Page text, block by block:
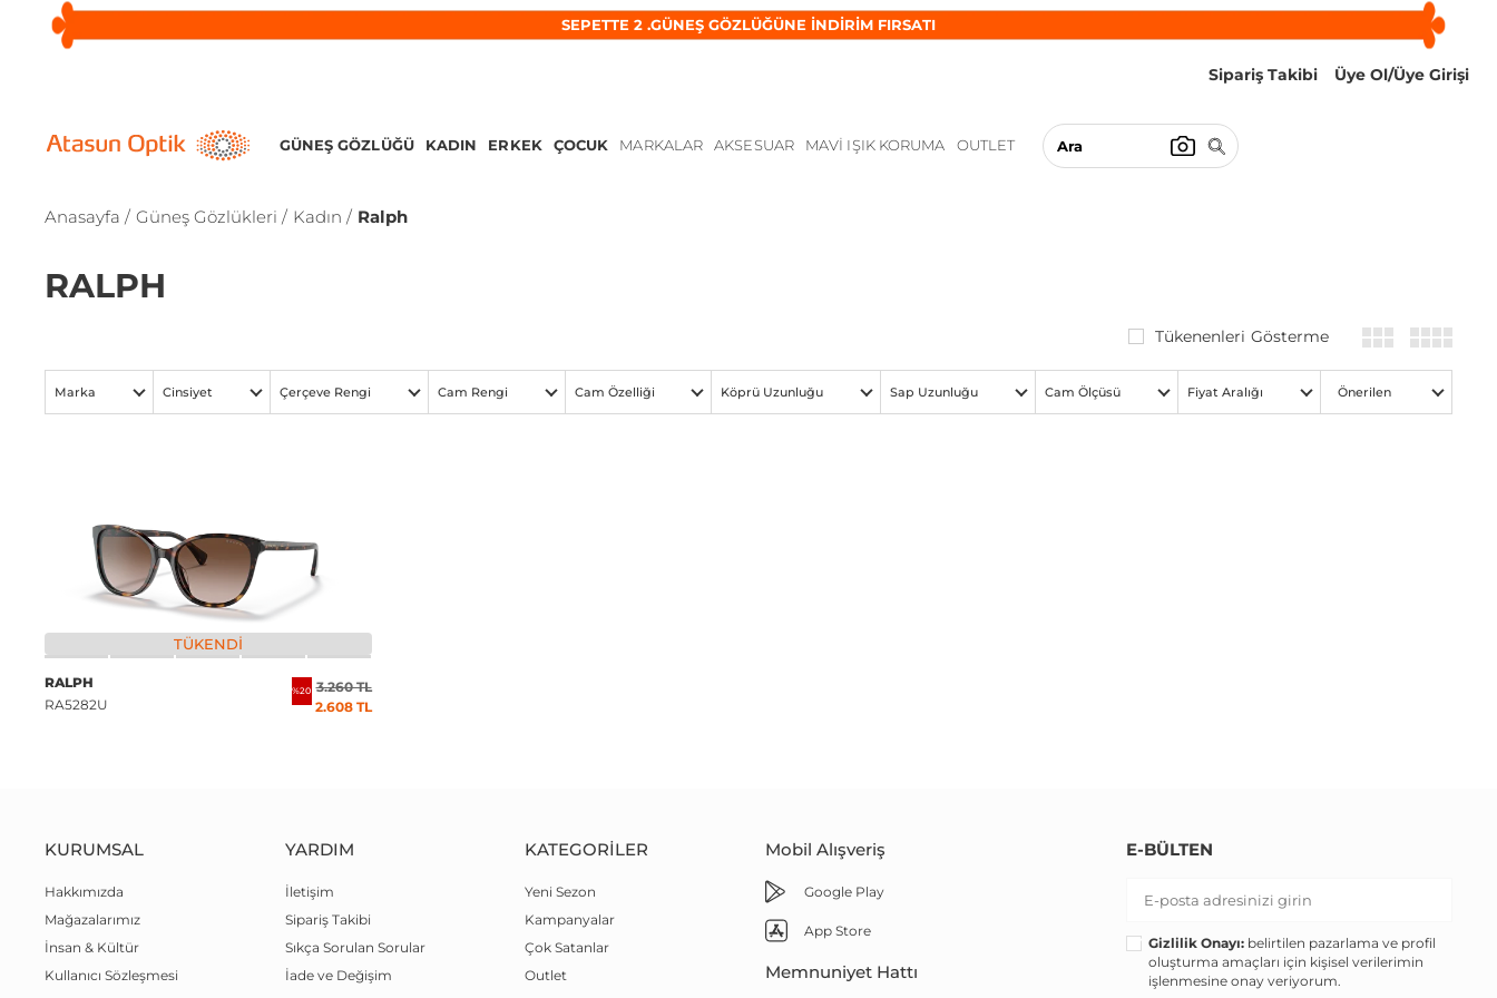
SEPETTE 2 .GÜNEŞ GÖZLÜĞÜNE İNDİRİM FIRSATI
Sipariş Takibi Üye Ol/Üye Girişi
GÜNEŞ GÖZLÜĞÜ KADIN ERKEK ÇOCUK MARKALAR AKSESUAR MAVI IŞIK KORUMA OUTLET
Anasayfa / Güneş Gözlükleri / Kadın / Ralph
RALPH
Tükenenleri Gösterme
Marka Cinsiyet Çerçeve Rengi Cam Rengi Cam Özelliği Köprü Uzunluğu Sap Uzunluğu Cam Ölçüsü Fiyat Aralığı Önerilen
TÜKENDI
RALPH
RA5282U
%20 3.260 TL
2.608 TL
KURUMSAL
Hakkımızda
Mağazalarımız
İnsan & Kültür
Kullanıcı Sözleşmesi
YARDIM
İletişim
Sipariş Takibi
Sıkça Sorulan Sorular
İade ve Değişim
KATEGORILER
Yeni Sezon
Kampanyalar
Çok Satanlar
Outlet
Mobil Alışveriş
Google Play
App Store
Memnuniyet Hattı
E-BÜLTEN
Gizlilik Onayı:belirtilen pazarlama ve profil
oluşturma amaçları için kişisel verilerimin
işlenmesine onay veriyorum.